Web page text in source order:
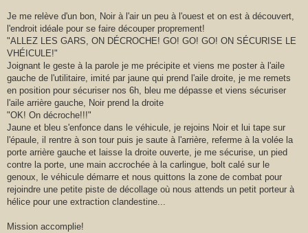
Je me relève d'un bon, Noir à l'air un peu à l'ouest et on est à découvert,
l'endroit idéale pour se faire découper proprement!
"ALLEZ LES GARS, ON DÉCROCHE! GO! GO! GO! ON SÉCURISE LE
VHÉICULE!"
Joignant le geste à la parole je me précipite et viens me poster à l'aile
gauche de l'utilitaire, imité par jaune qui prend l'aile droite, je me remets
en position pour sécuriser nos 6h, bleu me dépasse et viens sécuriser
l'aile arrière gauche, Noir prend la droite
"OK! On décroche!!!"
Jaune et bleu s'enfonce dans le véhicule, je rejoins Noir et lui tape sur
l'épaule, il rentre à son tour puis je saute à l'arrière, referme à la volée la
porte arrière gauche et laisse la droite ouverte, je me sécurise, un pied
contre la porte, une main accrochée à la carlingue, bolt calé sur le
genoux, le véhicule démarre et nous quittons la zone de combat pour
rejoindre une petite piste de décollage où nous attends un petit porteur à
hélice pour une extraction clandestine...
Mission accomplie!